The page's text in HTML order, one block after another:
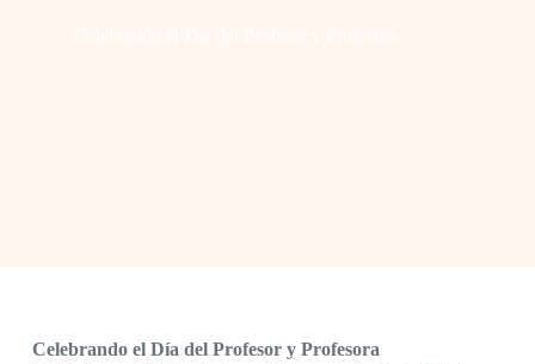
Celebrando el Día del Profesor y Profesora